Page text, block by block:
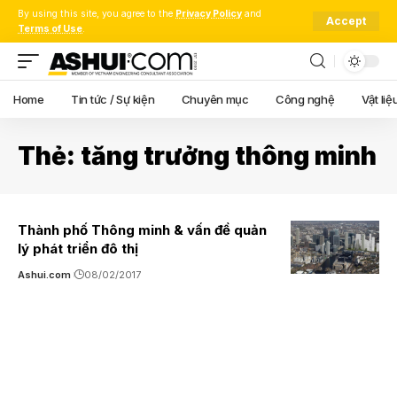
By using this site, you agree to the Privacy Policy and
Terms of Use.
Accept
Home Tin tức / Sự kiện Chuyên mục Công nghệ Vật
Thẻ: tăng trưởng thông minh
Thành phố Thông minh & vấn đề quản
lý phát triển đô thị
Ashui.com 08/02/2017